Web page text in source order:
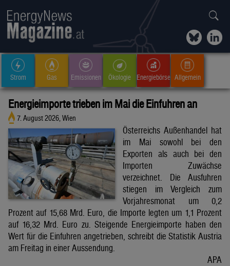
Strom Gas Emissionen Ökologie Energiebörse Allgemein
Energieimporte trieben im Mai die Einfuhren an
7. August 2026, Wien
Österreichs Außenhandel hat
im Mai sowohl bei den
Exporten als auch bei den
Importen Zuwächse
verzeichnet. Die Ausfuhren
stiegen im Vergleich zum
Vorjahresmonat um 0,2
Prozent auf 15,68 Mrd. Euro, die Importe legten um 1,1 Prozent
auf 16,32 Mrd. Euro zu. Steigende Energieimporte haben den
Wert für die Einfuhren angetrieben, schreibt die Statistik Austria
am Freitag in einer Aussendung.
APA